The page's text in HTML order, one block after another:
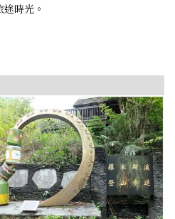
時光。